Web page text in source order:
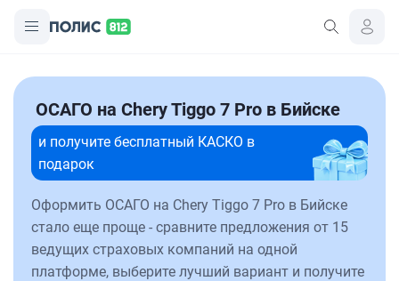
ОСАГО на Chery Tiggo 7 Pro в Бийске
и получите бесплатный КАСКО в
подарок
Оформить ОСАГО на Chery Tiggo 7 Pro в Бийске
стало еще проще - сравните предложения от 15
ведущих страховых компаний на одной
платформе, выберите лучший вариант и получите